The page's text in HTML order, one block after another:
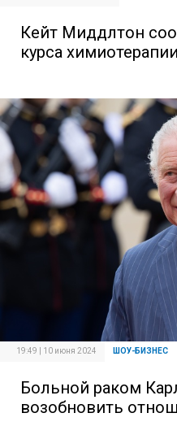
Кейт Миддлтон
курса химиотерапии
19:49 | 10 июня 2024 ШОУ-БИЗНЕС
Больной раком
возобновить